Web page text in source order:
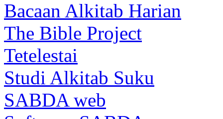
Bacaan Alkitab Harian
The Bible Project
Tetelestai
Studi Alkitab Suku
SABDA web